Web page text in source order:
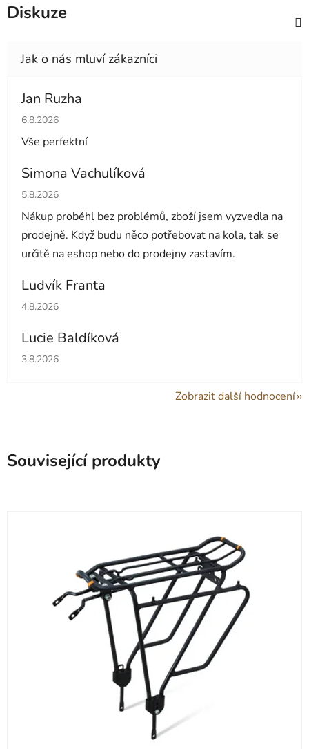
Diskuze
Jan Ruzha
Hodnocení obchodu je 5 z 5 hvězdiček.
6.8.2026
Vše perfektní
Simona Vachulíková
Hodnocení obchodu je 5 z 5 hvězdiček.
5.8.2026
Nákup proběhl bez problémů, zboží jsem vyzvedla na
prodejně. Když budu něco potřebovat na kola, tak se
určitě na eshop nebo do prodejny zastavím.
Ludvík Franta
Hodnocení obchodu je 5 z 5 hvězdiček.
4.8.2026
Lucie Baldíková
Hodnocení obchodu je 5 z 5 hvězdiček.
3.8.2026
Zobrazit další hodnocení
Související produkty